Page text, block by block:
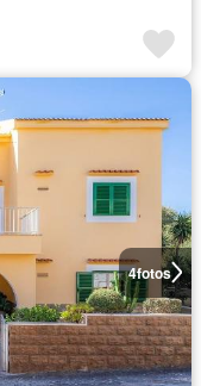
4fotos